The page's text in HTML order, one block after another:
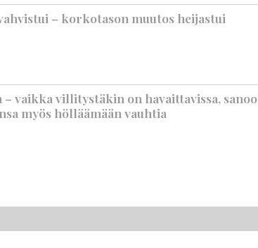
– korkotason muutos heijastui
– vaikka villitystäkin on havaittavissa, sanoo
myös hölläämään vauhtia